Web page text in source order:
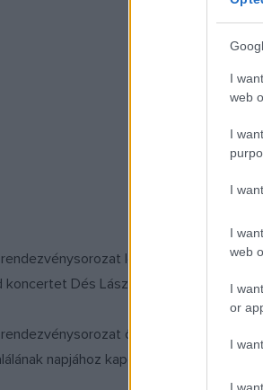
I
web
I
I
I
web
I
or
I
legkülönlegesebb
koncertet Dés László és zenésztársai,
őszi blokkjának
napjához kapcsolódóan ebben